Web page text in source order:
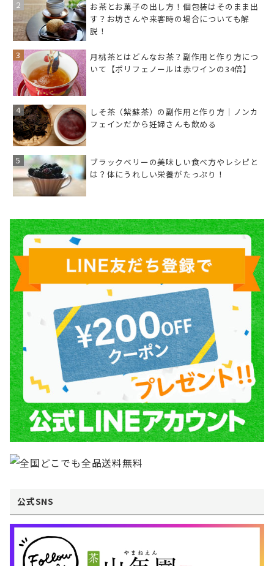
お茶とお菓子の出し方！個包装はそのまま出
す？お坊さんや来客時の場合についても解
説！
月桃茶とはどんなお茶？副作用と作り方につ
いて【ポリフェノールは赤ワインの34倍】
しそ茶（紫蘇茶）の副作用と作り方｜ノンカ
フェインだから妊婦さんも飲める
ブラックベリーの美味しい食べ方やレシピと
は？体にうれしい栄養がたっぷり！
公式SNS